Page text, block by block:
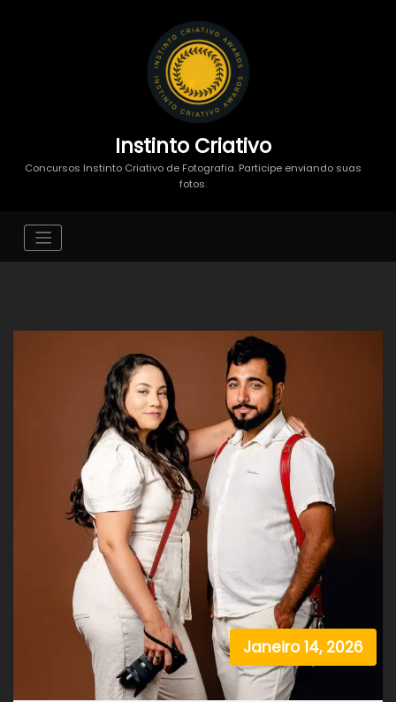
Instinto Criativo
Concursos Instinto Criativo de Fotografia. Participe enviando suas
fotos.
Janeiro 14, 2026